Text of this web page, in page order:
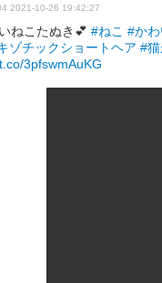
2021-10-26 19:42:27
ねこたぬき💕 #ねこ #か
ゾチックショートヘア #
3pfswmAuKG